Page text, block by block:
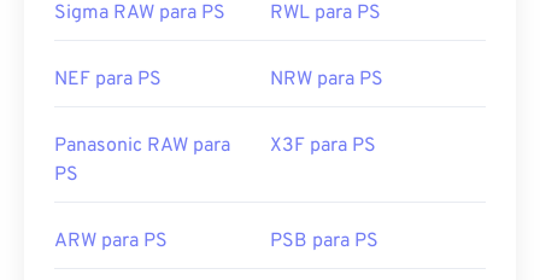
Sigma RAW para PS RWL para PS
NEF para PS NRW para PS
Panasonic RAW para
PS
X3F para PS
ARW para PS PSB para PS